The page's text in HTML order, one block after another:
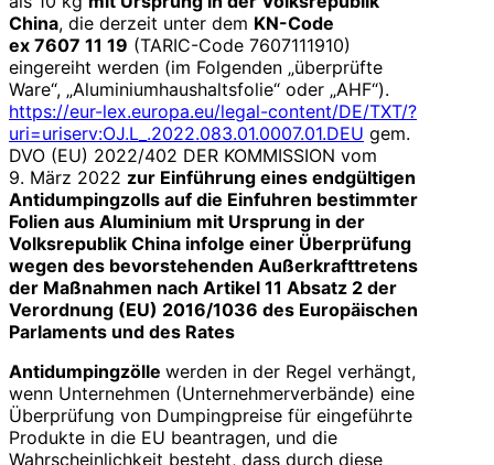
China, die derzeit unter dem KN-Code
ex 7607 11 19 (TARIC-Code 7607111910)
eingereiht werden (im Folgenden „überprüfte
Ware“, „Aluminiumhaushaltsfolie“ oder „AHF“).
https://eur-lex.europa.eu/legal-content/DE/TXT/?
uri=uriserv:OJ.L_.2022.083.01.0007.01.DEU gem.
DVO (EU) 2022/402 DER KOMMISSION vom
9. März 2022 zur Einführung eines endgültigen
Antidumpingzolls auf die Einfuhren bestimmter
Folien aus Aluminium mit Ursprung in der
Volksrepublik China infolge einer Überprüfung
wegen des bevorstehenden Außerkrafttretens
der Maßnahmen nach Artikel 11 Absatz 2 der
Verordnung (EU) 2016/1036 des Europäischen
Parlaments und des Rates
Antidumpingzölle werden in der Regel verhängt,
wenn Unternehmen (Unternehmerverbände) eine
Überprüfung von Dumpingpreise für eingeführte
Produkte in die EU beantragen, und die
Wahrscheinlichkeit besteht, dass durch diese